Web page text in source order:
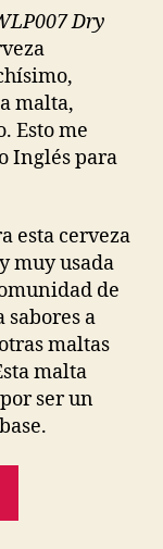
Dry
malta,
Esto me
Inglés para
esta cerveza
muy usada
de
sabores a
maltas
malta
ser un